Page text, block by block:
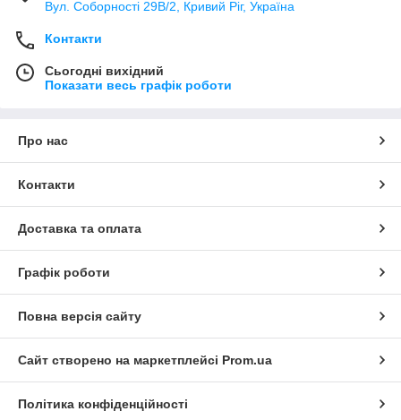
Вул. Соборності 29В/2, Кривий Ріг, Україна
Контакти
Сьогодні вихідний
Показати весь графік роботи
Про нас
Контакти
Доставка та оплата
Графік роботи
Повна версія сайту
Сайт створено на маркетплейсі Prom.ua
Політика конфіденційності